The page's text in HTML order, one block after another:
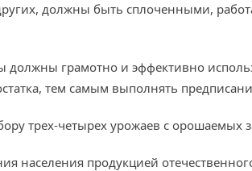
должны быть сплоченными,
грамотно и эффективно
тем самым выполнять
трех-четырех урожаев с орошаемых
населения продукцией